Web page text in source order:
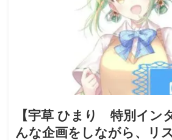
【宇草 ひまり 特別イン
んな企画をしながら、リ